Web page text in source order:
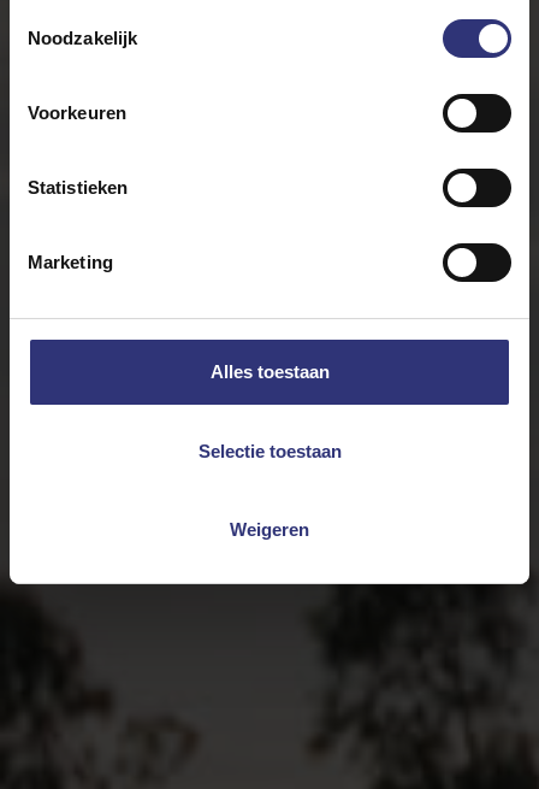
Noodzakelijk
Voorkeuren
Statistieken
Marketing
Alles toestaan
Selectie toestaan
Weigeren